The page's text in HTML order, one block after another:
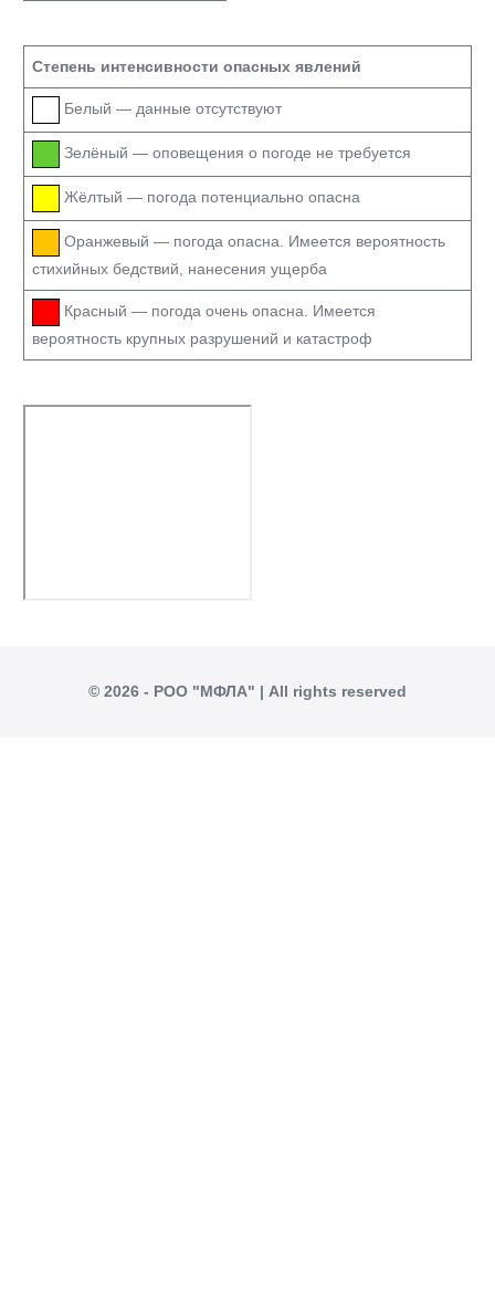
Степень интенсивности опасных явлений
Белый — данные отсутствуют
Зелёный — оповещения о погоде не требуется
Жёлтый — погода потенциально опасна
Оранжевый — погода опасна. Имеется вероятность
стихийных бедствий, нанесения ущерба
Красный — погода очень опасна. Имеется
вероятность крупных разрушений и катастроф
© 2026 - РОО "МФЛА" | All rights reserved